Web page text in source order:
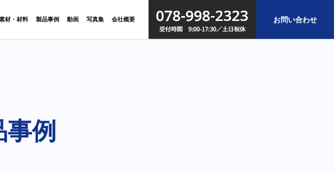
材・材料 製品事例 動画 写真集 会社概要 お問い合わせ
例